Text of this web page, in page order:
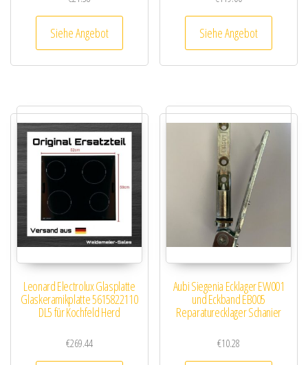
Siehe Angebot Siehe Angebot
Leonard Electrolux Glasplatte
Glaskeramikplatte 5615822110
DL5 für Kochfeld Herd
€269.44
Aubi Siegenia Ecklager EW001
und Eckband EB005
Reparaturecklager Schanier
€10.28